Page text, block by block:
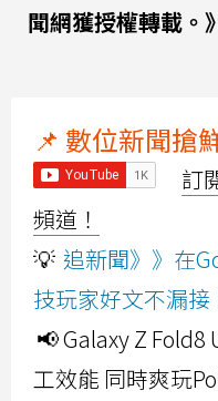
聞網獲授權轉載。》
📌 數位新聞搶
訂
頻道！
💡 追新聞》》在
技玩家好文不漏接
📢 Galaxy Z
工效能 同時爽玩